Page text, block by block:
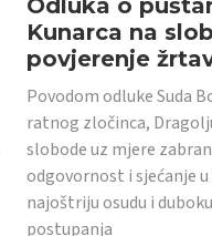
Kunarca na
povjerenje
Povodom odluke Suda
ratnog zločinca,
slobode uz mjere
odgovornost i sjećanje
najoštriju osudu i
postupanja